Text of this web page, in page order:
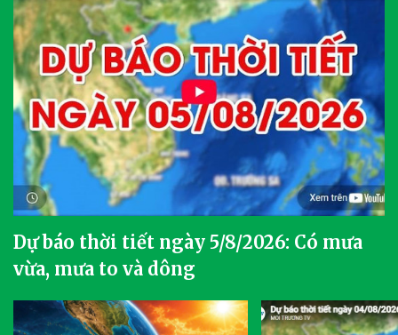
Dự báo thời tiết ngày 5/8/2026: Có mưa
vừa, mưa to và dông